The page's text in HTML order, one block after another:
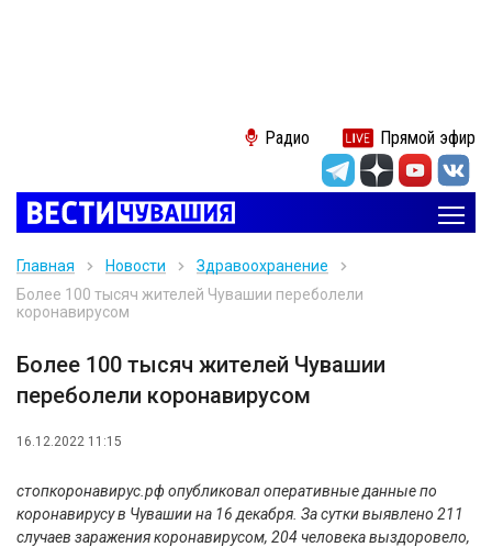
Радио Прямой эфир
Главная Новости
Здравоохранение
Более 100 тысяч жителей Чувашии переболели
коронавирусом
Более 100 тысяч жителей Чувашии
переболели коронавирусом
16.12.2022 11:15
стопкоронавирус.рф опубликовал оперативные данные по
коронавирусу в Чувашии на 16 декабря. За сутки выявлено 211
случаев заражения коронавирусом, 204 человека выздоровело,